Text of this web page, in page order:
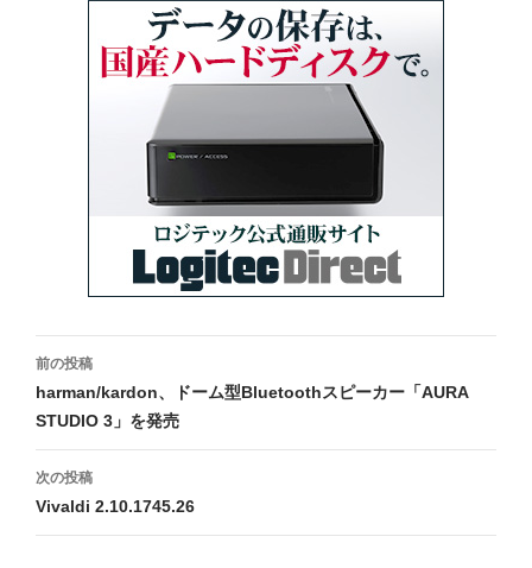
投
稿
ナ
ビ
ゲ
前の投稿
harman/kardon、ドーム型Bluetoothスピーカー「AURA
STUDIO 3」を発売
次の投稿
Vivaldi 2.10.1745.26